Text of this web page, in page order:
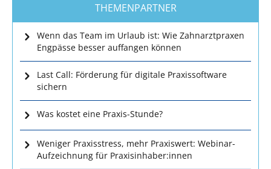
THEMENPARTNER
Wenn das Team im Urlaub ist: Wie Zahnarztpraxen
Engpässe besser auffangen können
Last Call: Förderung für digitale Praxissoftware
sichern
Was kostet eine Praxis-Stunde?
Weniger Praxisstress, mehr Praxiswert: Webinar-
Aufzeichnung für Praxisinhaber:innen